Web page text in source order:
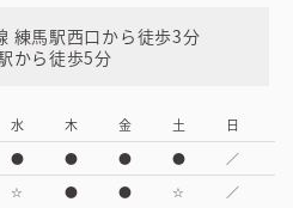
練馬駅西口から徒歩3分
から徒歩5分
水 木 金 土 日
● ● ● ● ／
☆ ● ● ☆ ／